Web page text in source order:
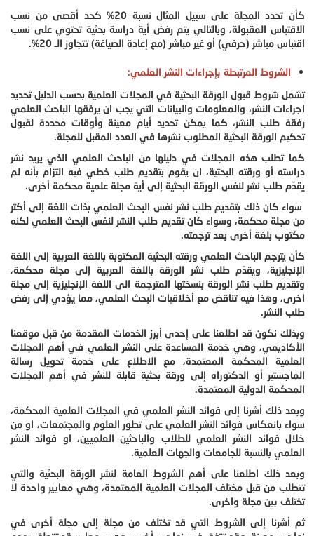
كأن تحدد المجلة على سبيل المثال نسبة 20% كحد أقصى من نسب
الاقتباس المقبولة، وبالتالي يتم رفض أية دراسة بحثية تحتوي على نسب
اقتباس مباشر (حرفي) أو غير مباشر (مع إعادة الصياغة) تتجاوز الـ 20%.
الشروط المرتبطة بإجراءات النشر العلمي:
تشمل شروط قبول الورقة البحثية في المجلات العلمية بحسب الدليل تحديد
اجراءات النشر، والمعلومات والبيانات التي يجب ان يرفقها الباحث العلمي
رفقة طلب النشر، كما يمكن تحديد أيام معينة وأوقات محددة لقبول
تحكيم الورقة البحثية المطلوب نشرها في العدد المقبل للمجلة.
كما تطلب هذه المجلات في دليلها من الباحث العلمي الذي يريد نشر
دراسته أو ورقته البحثية، ان يقوم بتقديم طلب خطي فيه التزام بأنه لم
يقدّم طلب نشر لنفس الورقة البحثية إلى أية مجلة علمية محكمة أخرى.
سواء كان ذلك بتقديم طلب نشر نفس البحث العلمي بذات اللغة إلى أكثر
من مجلة محكمة، وسواء كان تقديم طلب النشر لنفس البحث العلمي لكنه
مكتوب بلغة أخرى بعد ترجمته.
كأن يترجم الباحث العلمي ورقته البحثية المكتوبة باللغة العربية إلى اللغة
الإنجليزية، ويقدّم طلب نشر الورقة باللغة العربية إلى مجلة محكمة،
وتقديم طلب نشر الورقة بنسختها المترجمة الى اللغة الإنجليزية إلى مجلة
اخرى، وهذا فيه تناقض مع أخلاقيات البحث العلمي، مما يؤدي إلى رفض
طلب النشر.
وبذلك نكون قد اطلعنا على إحدى أبرز الخدمات المقدمة من قبل موقعنا
الأكاديمي، وهي خدمة المساعدة على النشر العلمي في أهم المجلات
العلمية المحكمة المعتمدة، مع الاطلاع على خدمة تحويل رسالة
الماجستير أو الدكتوراه إلى ورقة بحثية قابلة للنشر في أهم المجلات
المحكمة الدولية المعتمدة.
وبعد ذلك أشرنا إلى فوائد النشر العلمي في المجلات العلمية المحكمة،
سواء بانعكاس فوائد النشر العلمي على تطور العلوم والمجتمعات، او من
خلال فوائد النشر العلمي للطلاب والباحثين العلميين، او فوائد النشر
العلمي بالنسبة للجامعات والجهات العلمية.
وبعد ذلك اطلعنا على أهم الشروط العامة لنشر الورقة البحثية والتي
تتطلب من قبل مختلف المجلات العلمية المعتمدة، وهي معايير واحدة لا
تختلف بين مجلة واخرى.
ثم أشرنا إلى الشروط التي قد تختلف من مجلة إلى مجلة أخرى في